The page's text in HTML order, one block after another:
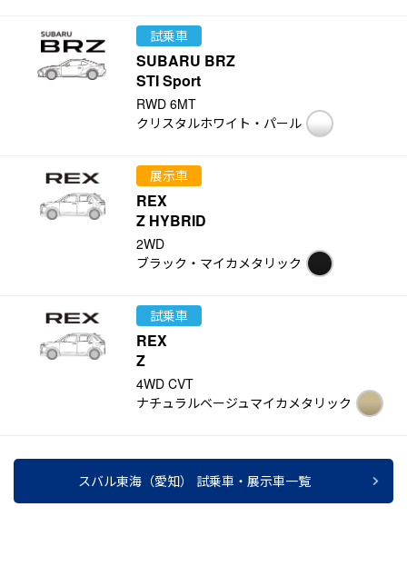
試乗車
SUBARU BRZ
STI Sport
RWD 6MT
クリスタルホワイト・パール
展示車
REX
Z HYBRID
2WD
ブラック・マイカメタリック
試乗車
REX
Z
4WD CVT
ナチュラルベージュマイカメタリック
スバル東海（愛知） 試乗車・展示車一覧